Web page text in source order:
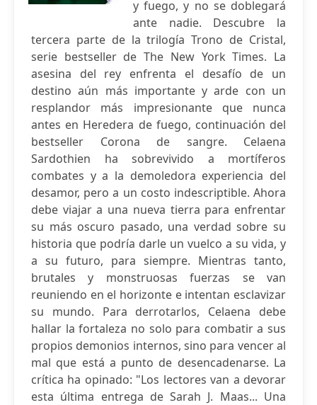
y fuego, y no se doblegará
ante nadie. Descubre la
tercera parte de la trilogía Trono de Cristal,
serie bestseller de The New York Times. La
asesina del rey enfrenta el desafío de un
destino aún más importante y arde con un
resplandor más impresionante que nunca
antes en Heredera de fuego, continuación del
bestseller Corona de sangre. Celaena
Sardothien ha sobrevivido a mortíferos
combates y a la demoledora experiencia del
desamor, pero a un costo indescriptible. Ahora
debe viajar a una nueva tierra para enfrentar
su más oscuro pasado, una verdad sobre su
historia que podría darle un vuelco a su vida, y
a su futuro, para siempre. Mientras tanto,
brutales y monstruosas fuerzas se van
reuniendo en el horizonte e intentan esclavizar
su mundo. Para derrotarlos, Celaena debe
hallar la fortaleza no solo para combatir a sus
propios demonios internos, sino para vencer al
mal que está a punto de desencadenarse. La
crítica ha opinado: "Los lectores van a devorar
esta última entrega de Sarah J. Maas... Una